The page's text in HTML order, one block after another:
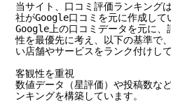
当サイト、口コミ評価ランキング
社がGoogle口コミを元に作成して
Google上の口コミデータを元に、
性を最優先に考え、以下の基準で
い店舗やサービスをランク付けし
客観性を重視
数値データ（星評価）や投稿数な
ンキングを構築しています。